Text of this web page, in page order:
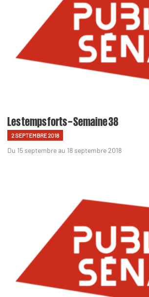
Les temps forts – Semaine 38
2 SEPTEMBRE 2018
Du 15 septembre au 18 septembre 2018